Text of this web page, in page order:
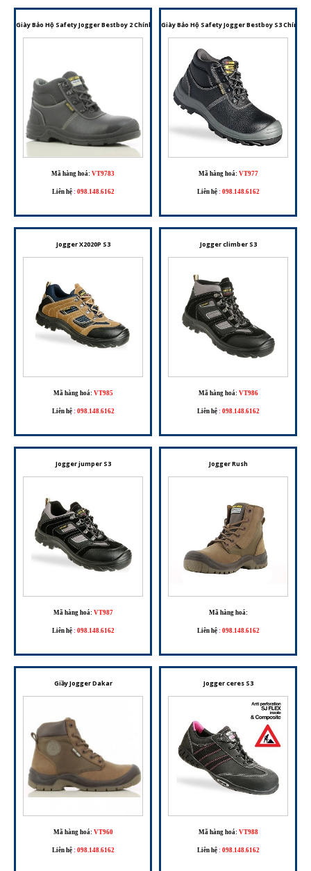
Giày Bảo Hộ Safety Jogger Bestboy 2 Chính Hãng – Tiêu Chuẩn EN ISO 20345 S3
Mã hàng hoá: VT9783
Liên hệ : 098.148.6162
Giày Bảo Hộ Safety Jogger Bestboy S3 Chính
Mã hàng hoá: VT977
Liên hệ : 098.148.6162
Jogger X2020P S3
Mã hàng hoá: VT985
Liên hệ : 098.148.6162
Jogger climber S3
Mã hàng hoá: VT986
Liên hệ : 098.148.6162
Jogger jumper S3
Mã hàng hoá: VT987
Liên hệ : 098.148.6162
Jogger Rush
Mã hàng hoá:
Liên hệ : 098.148.6162
Giầy Jogger Dakar
Mã hàng hoá: VT960
Liên hệ : 098.148.6162
Jogger ceres S3
Mã hàng hoá: VT988
Liên hệ : 098.148.6162